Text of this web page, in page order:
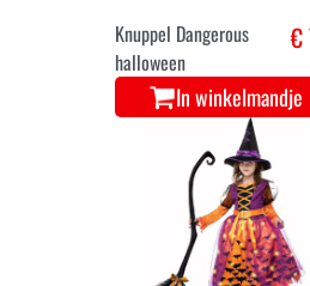
Knuppel Dangerous
halloween
€
In winkelmandje